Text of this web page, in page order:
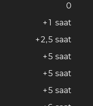
0
+ 1 saat
+2,5 saat
+5 saat
+5 saat
+5 saat